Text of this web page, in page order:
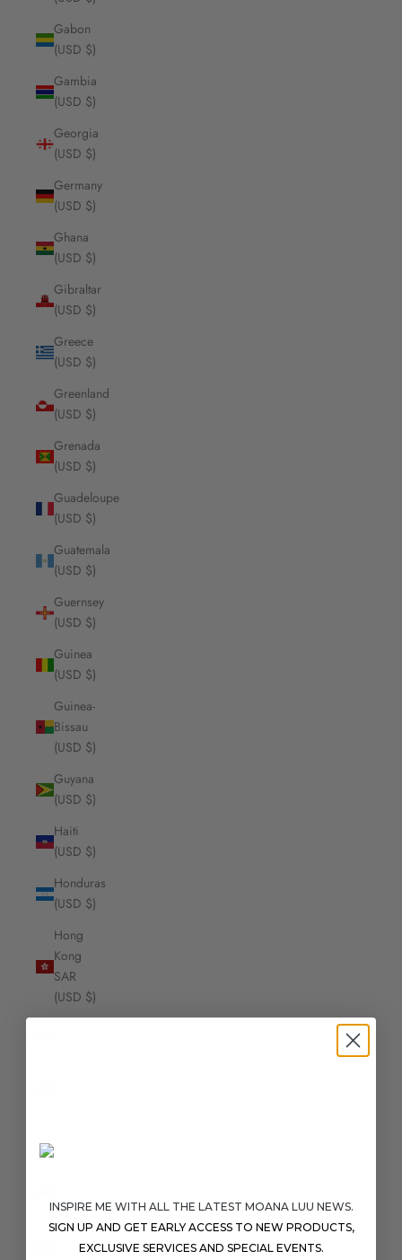
Gabon
(USD $)
Gambia
(USD $)
Georgia
(USD $)
Germany
(USD $)
Ghana
(USD $)
Gibraltar
(USD $)
Greece
(USD $)
Greenland
(USD $)
Grenada
(USD $)
Guadeloupe
(USD $)
Guatemala
(USD $)
Guernsey
(USD $)
Guinea
(USD $)
Guinea-
Bissau
(USD $)
Guyana
(USD $)
Haiti
(USD $)
Honduras
(USD $)
Hong
Kong
SAR
(USD $)
(USD $)
Iraq
INSPIRE ME WITH ALL THE LATEST MOANA LUU NEWS.
SIGN UP AND GET EARLY ACCESS TO NEW PRODUCTS,
EXCLUSIVE SERVICES AND SPECIAL EVENTS.